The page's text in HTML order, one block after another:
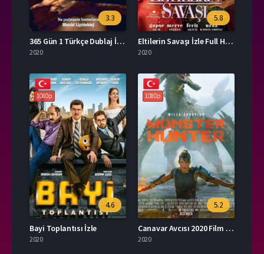
3.3
365 Gün 1 Türkçe Dublaj İzle
2020
5.8
Eltilerin Savaşı İzle Full Hd Film
2020
1080p
4.6
Bayi Toplantısı İzle
2020
1080p
5.2
Canavar Avcısı 2020 Film Türkçe Dublaj İzle
2020